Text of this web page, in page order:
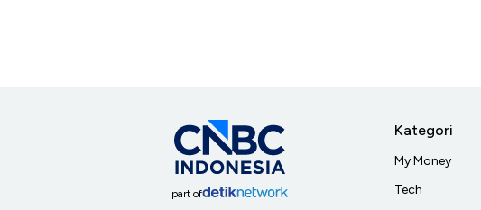
part of
Kategori
My Money
Tech